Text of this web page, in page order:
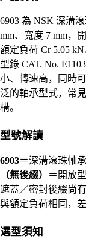
6903 為 NSK 深溝
mm、寬度 7 mm，
額定負荷 Cr 5.05
型錄 CAT. No.
小、轉速高，同時
泛的軸承型式，常
構。
型號解讀
6903＝深溝滾珠軸
（無後綴）
＝開放
遮蓋／密封後綴尚
與額定負荷相同，
選型須知